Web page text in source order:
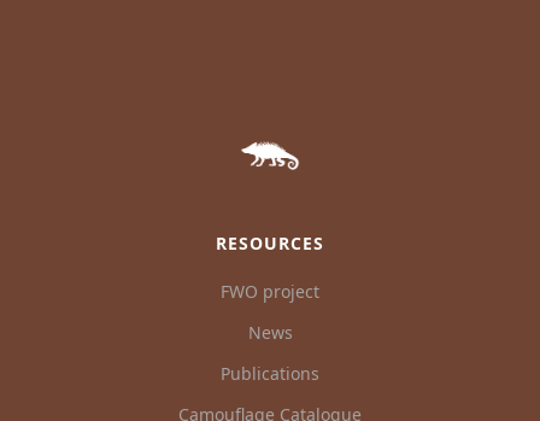
RESOURCES
FWO project
News
Publications
Camouflage Catalogue